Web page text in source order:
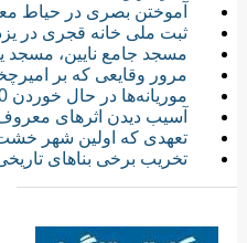
آموختن بصری در حیاط
ثبت ملی خانه‌ قجری در
مسجد جامع نایین، مسجد
مرور وقایعی که بر
موریانه‌ها در حال خوردن 2000 بنای تاریخی یزد!
آسیب دیدن اثرهای
تعهدی که اولین شهر
تخریب برخی بناهای